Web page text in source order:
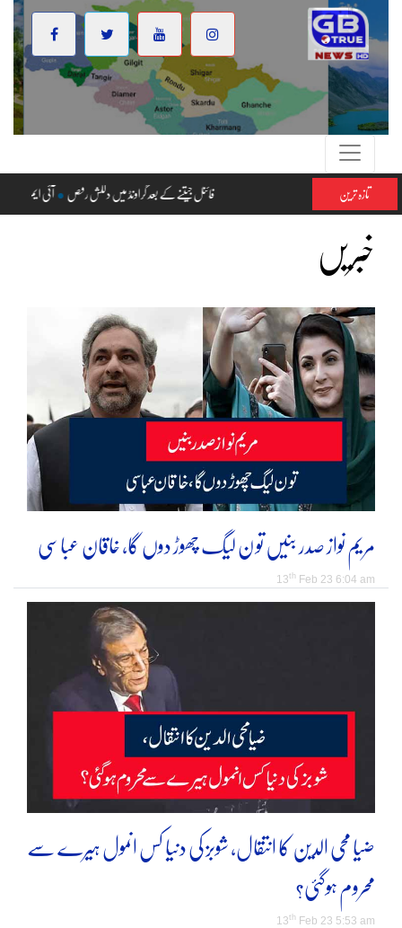
تازہ ترین فائنل جیتنے کے بعد گراونڈ میں دلکش رقص
خبریں
مریم نواز صدر بنیں تو ن لیگ چھوڑ دوں گا، خاقان عباسی
13th Feb 23 6:04 am
ضیا محی الدین کا انتقال، شوبز کی دنیا کس انمول ہیرے سے
محروم ہوگئی؟
13th Feb 23 5:53 am